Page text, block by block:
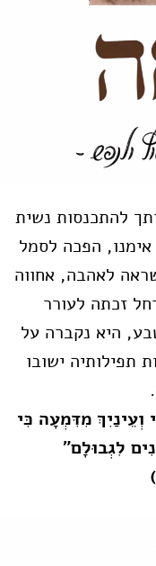
להתכנסות נשית
הפכה לסמל
לאהבה, אחווה
זכתה לעורר
היא נקברה על
תפילותיה ישובו
וְעֵינַיִךְ מִדִּמְעָה כִּי
לִגְבוּלָם"